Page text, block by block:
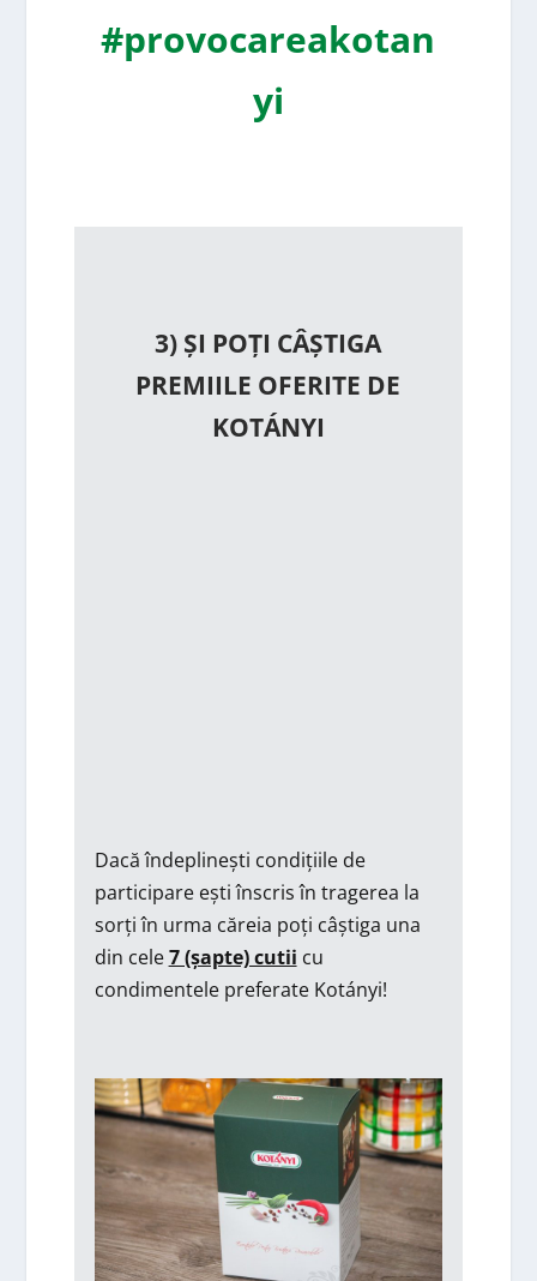
#provocareakotan
yi
3) ȘI POȚI CÂȘTIGA
PREMIILE OFERITE DE
KOTÁNYI
Dacă îndeplinești condițiile de
participare ești înscris în tragerea la
sorți în urma căreia poți câștiga una
din cele7 (șapte) cutii cu
condimentele preferate Kotányi!